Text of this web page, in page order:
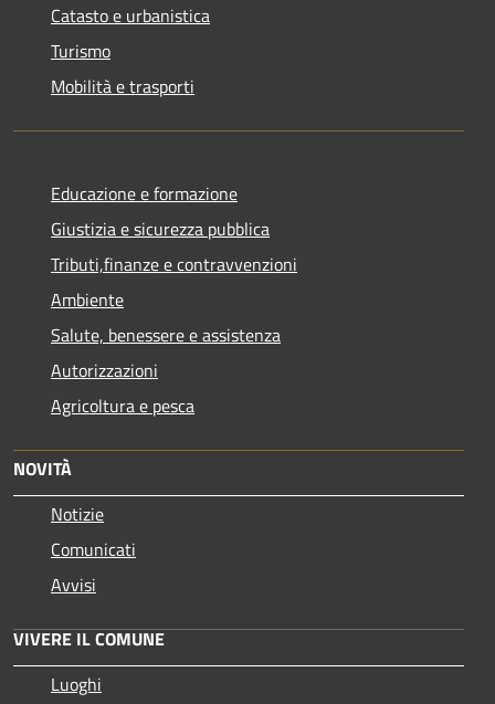
Catasto e urbanistica
Turismo
Mobilità e trasporti
Educazione e formazione
Giustizia e sicurezza pubblica
Tributi,finanze e contravvenzioni
Ambiente
Salute, benessere e assistenza
Autorizzazioni
Agricoltura e pesca
NOVITÀ
Notizie
Comunicati
Avvisi
VIVERE IL COMUNE
Luoghi